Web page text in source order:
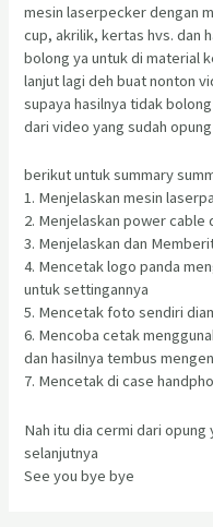
mesin laserpecker dengan
cup, akrilik, kertas hvs. dan
bolong ya untuk di material
lanjut lagi deh buat nonton
supaya hasilnya tidak
dari video yang sudah
berikut untuk summary
1. Menjelaskan mesin
2. Menjelaskan power cable
3. Menjelaskan dan
4. Mencetak logo panda
untuk settingannya
5. Mencetak foto sendiri
6. Mencoba cetak
dan hasilnya tembus
7. Mencetak di case
Nah itu dia cermi dari opung
selanjutnya
See you bye bye